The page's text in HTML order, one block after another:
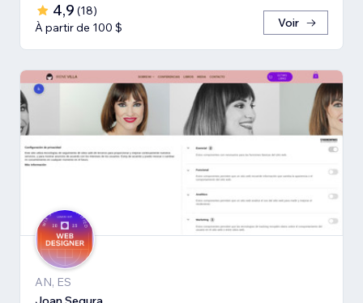
4,9 (18)
À partir de 100 $
Voir
AN, ES